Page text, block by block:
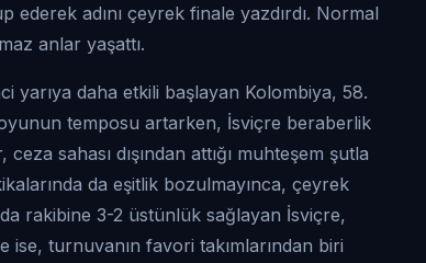
ederek adını çeyrek finale yazdırdı. Normal
anlar yaşattı.
yarıya daha etkili başlayan Kolombiya, 58.
temposu artarken, İsviçre beraberlik
sahası dışından attığı muhteşem şutla
da eşitlik bozulmayınca, çeyrek
rakibine 3-2 üstünlük sağlayan İsviçre,
turnuvanın favori takımlarından biri